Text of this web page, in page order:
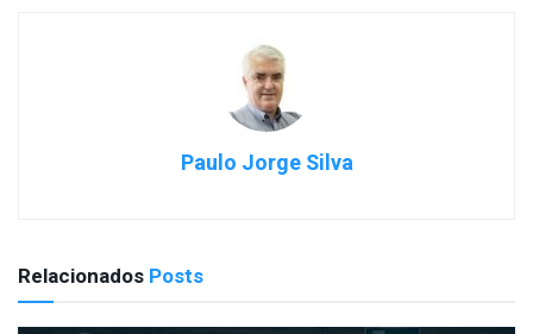
Paulo Jorge Silva
Relacionados Posts